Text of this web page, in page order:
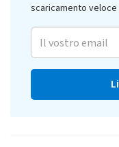
scaricamento